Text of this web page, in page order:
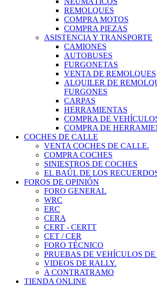
REMOLQUES
COMPRA MOTOS
COMPRA PIEZAS
ASISTENCIA Y TRANSPORTE
CAMIONES
AUTOBUSES
FURGONETAS
VENTA DE REMOLQUES
ALQUILER DE
FURGONES
CARPAS
HERRAMIENTAS
COMPRA DE
COMPRA DE
COCHES DE CALLE
VENTA COCHES DE CALLE.
COMPRA COCHES
SINIESTROS DE COCHES
EL BAÚL DE LOS
FOROS DE OPINIÓN
FORO GENERAL
WRC
ERC
CERA
CERT - CERTT
CET / CER
FORO TÉCNICO
PRUEBAS DE VEHÍCULOS
VIDEOS DE RALLY.
A CONTRATRAMO
TIENDA ONLINE